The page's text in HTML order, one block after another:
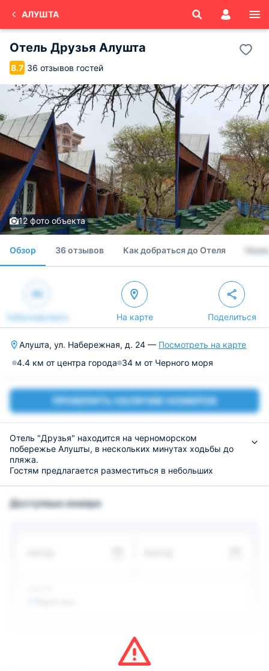
АЛУШТА
Отель Друзья Алушта
8.7 36 отзывов гостей
12 фото объекта
Обзор 36 отзывов Как добраться до Отеля
Забронировать На карте Поделиться
Алушта, ул. Набережная, д. 24 — Посмотреть на карте
4.4 км от центра города 34 м от Черного моря
ПРОВЕРИТЬ НАЛИЧИЕ НОМЕРОВ
Отель "Друзья" находится на черноморском
побережье Алушты, в нескольких минутах ходьбы до
пляжа.
Гостям предлагается разместиться в небольших
ванная комната с набором полотенец. На территории
Доступные номера